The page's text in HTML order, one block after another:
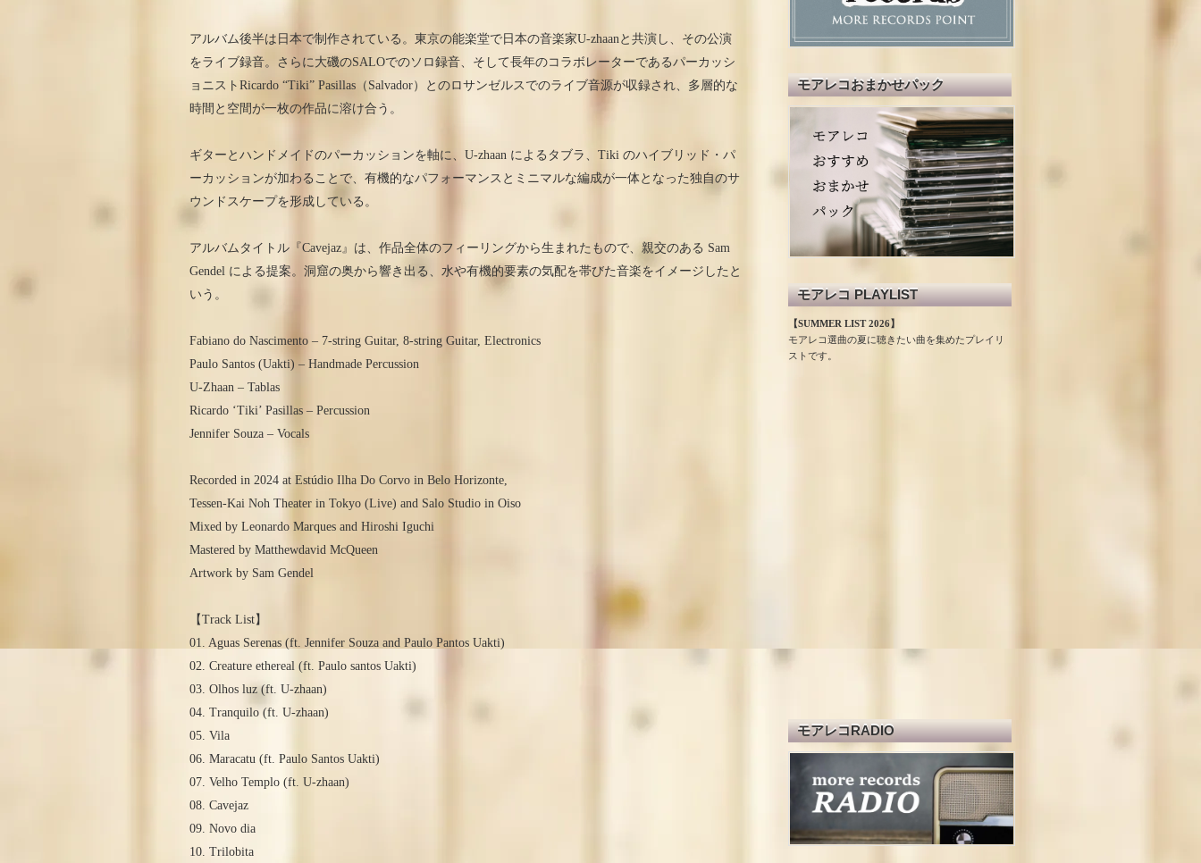
アルバム後半は日本で制作されている。東京の能楽堂で日本の音楽家U-zhaanと共演し、その公演
をライブ録音。さらに大磯のSALOでのソロ録音、そして長年のコラボレーターであるパーカッシ
ョニストRicardo “Tiki” Pasillas（Salvador）とのロサンゼルスでのライブ音源が収録され、多層的な
時間と空間が一枚の作品に溶け合う。
ギターとハンドメイドのパーカッションを軸に、U-zhaan によるタブラ、Tiki のハイブリッド・パ
ーカッションが加わることで、有機的なパフォーマンスとミニマルな編成が一体となった独自のサ
ウンドスケープを形成している。
アルバムタイトル『Cavejaz』は、作品全体のフィーリングから生まれたもので、親交のある Sam
Gendel による提案。洞窟の奥から響き出る、水や有機的要素の気配を帯びた音楽をイメージしたと
いう。
Fabiano do Nascimento – 7-string Guitar, 8-string Guitar, Electronics
Paulo Santos (Uakti) – Handmade Percussion
U-Zhaan – Tablas
Ricardo ‘Tiki’ Pasillas – Percussion
Jennifer Souza – Vocals
Recorded in 2024 at Estúdio Ilha Do Corvo in Belo Horizonte,
Tessen-Kai Noh Theater in Tokyo (Live) and Salo Studio in Oiso
Mixed by Leonardo Marques and Hiroshi Iguchi
Mastered by Matthewdavid McQueen
Artwork by Sam Gendel
【Track List】
01. Aguas Serenas (ft. Jennifer Souza and Paulo Pantos Uakti)
02. Creature ethereal (ft. Paulo santos Uakti)
03. Olhos luz (ft. U-zhaan)
04. Tranquilo (ft. U-zhaan)
05. Vila
06. Maracatu (ft. Paulo Santos Uakti)
07. Velho Templo (ft. U-zhaan)
08. Cavejaz
09. Novo dia
10. Trilobita
モアレコおまかせパック
モアレコ PLAYLIST
【SUMMER LIST 2026】
モアレコ選曲の夏に聴きたい曲を集めたプレイリ
ストです。
モアレコRADIO